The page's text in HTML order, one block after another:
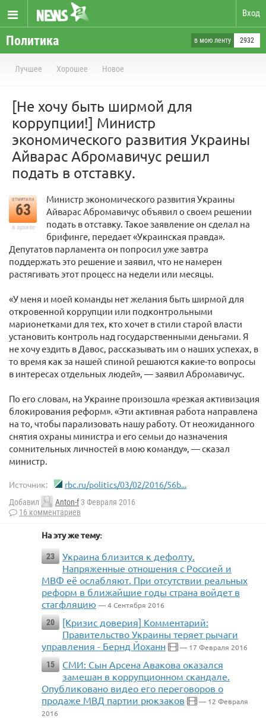
Вход
Политика в мою ленту 2932
Лучшее Хорошее Новое
[Не хочу быть ширмой для
коррупции!] Министр
экономического развития Украины
Айварас Абромавичус решил
подать в отставку.
отметили
63
в архиве
Министр экономического развития Украины
Айварас Абромавичус объявил о своем решении
подать в отставку. Такое заявление он сделал на
брифинге, передает «Украинская правда».
Депутатов парламента он попросил уже завтра
поддержать это решение и заявил, что не намерен
растягивать этот процесс на недели или месяцы.
«У меня и моей команды нет желания быть ширмой для
откровенной коррупции или подконтрольными
марионетками для тех, кто хочет в стили старой власти
установить контроль над государственными деньгами. Я
не хочу ездить в Давос, рассказывать им о наших успехах, в
то время как за нашей спиной решаются какие-то вопросы
в интересах отдельных людей», — заявил Абромавичус.
По его словам, на Украине произошла «резкая активизация
блокирования реформ». «Эти активная работа направлена
на то, чтобы парализовать нашу работу. От неожиданного
снятия охраны министра и его семьи до назначения
сомнительных личностей в мою команду», — сказал
министр.
Источник: rbc.ru/politics/03/02/2016/56b...
Добавил Anton-f3 Февраля 2016
16 комментариев
На эту же тему:
23
Украина близится к дефолту.
Напряженные отношения с Россией и
МВФ её ослабляют. При отсутствии реальных
реформ в ближайшие годы страна войдет в
стагфляцию — 4 Сентября 2016
20
[Кризис доверия] Комментарий:
Правительство Украины теряет рычаги
управления - Бернд Йоханн
— 17 Февраля 2016
15
СМИ: Сын Арсена Авакова оказался
замешан в коррупционном скандале.
Опубликовано видео его переговоров о
продаже МВД партии рюкзаков
— 12 Февраля
2016